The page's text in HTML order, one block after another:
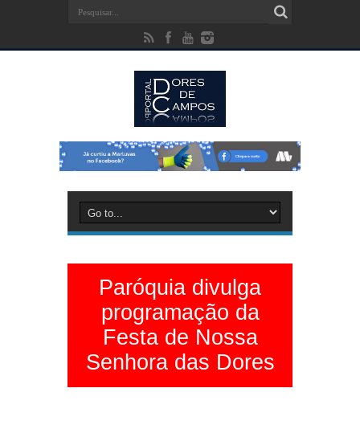
Paróquia divulga
programação da
Festa de Nossa
Senhora das Dores